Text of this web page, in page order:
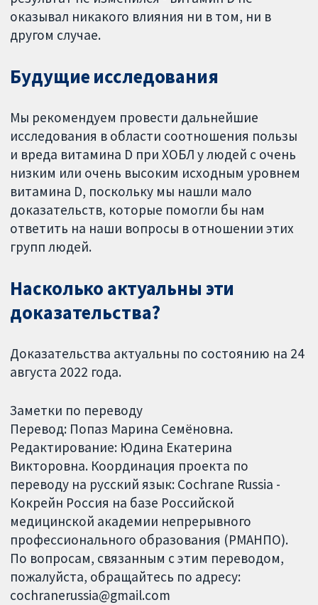
оказывал никакого влияния ни в том, ни в
другом случае.
Будущие исследования
Мы рекомендуем провести дальнейшие
исследования в области соотношения пользы
и вреда витамина D при ХОБЛ у людей с очень
низким или очень высоким исходным уровнем
витамина D, поскольку мы нашли мало
доказательств, которые помогли бы нам
ответить на наши вопросы в отношении этих
групп людей.
Насколько актуальны эти
доказательства?
Доказательства актуальны по состоянию на 24
августа 2022 года.
Заметки по переводу
Перевод: Попаз Марина Семёновна.
Редактирование: Юдина Екатерина
Викторовна. Координация проекта по
переводу на русский язык: Cochrane Russia -
Кокрейн Россия на базе Российской
медицинской академии непрерывного
профессионального образования (РМАНПО).
По вопросам, связанным с этим переводом,
пожалуйста, обращайтесь по адресу:
cochranerussia@gmail.com